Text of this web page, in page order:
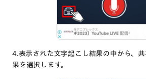
4.表示された文字起こし結果の中から、
果を選択します。